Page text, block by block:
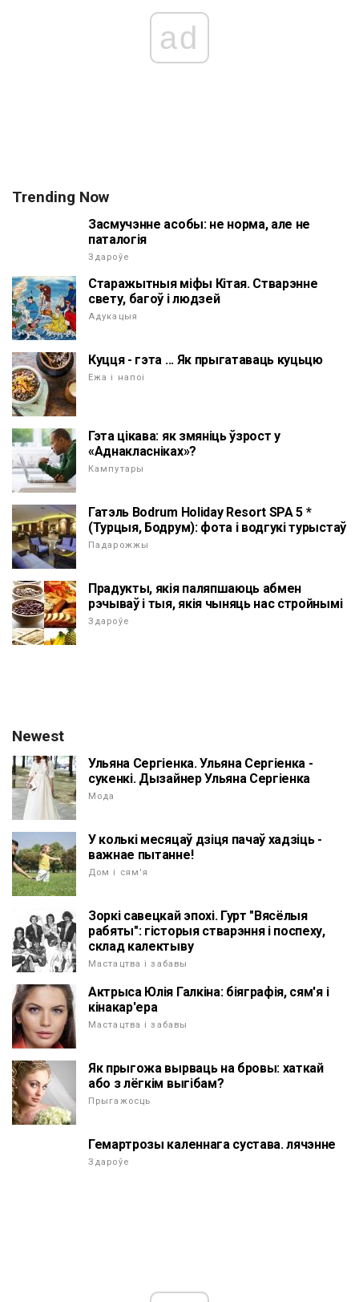
ad
Trending Now
Засмучэнне асобы: не норма, але не
паталогія
Здароўе
Старажытныя міфы Кітая. Стварэнне
свету, багоў і людзей
Адукацыя
Куцця - гэта ... Як прыгатаваць куцьцю
Ежа і напоі
Гэта цікава: як змяніць ўзрост у
«Аднакласніках»?
Кампутары
Гатэль Bodrum Holiday Resort SPA 5 *
(Турцыя, Бодрум): фота і водгукі турыстаў
Падарожжы
Прадукты, якія паляпшаюць абмен
рэчываў і тыя, якія чыняць нас стройнымі
Здароўе
Newest
Ульяна Сергіенка. Ульяна Сергіенка -
сукенкі. Дызайнер Ульяна Сергіенка
Мода
У колькі месяцаў дзіця пачаў хадзіць -
важнае пытанне!
Дом і сям'я
Зоркі савецкай эпохі. Гурт "Вясёлыя
рабяты": гісторыя стварэння і поспеху,
склад калектыву
Мастацтва і забавы
Актрыса Юлія Галкіна: біяграфія, сям'я і
кінакар'ера
Мастацтва і забавы
Як прыгожа вырваць на бровы: хаткай
або з лёгкім выгібам?
Прыгажосць
Гемартрозы каленнага сустава. лячэнне
Здароўе